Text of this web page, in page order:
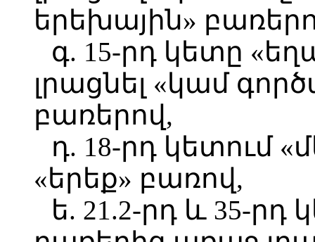
երեխային»
գ. 15-րդ կետը
լրացնել «կամ
բառերով,
դ. 18-րդ կետում
«երեք» բառով,
ե. 21.2-րդ և 35-րդ